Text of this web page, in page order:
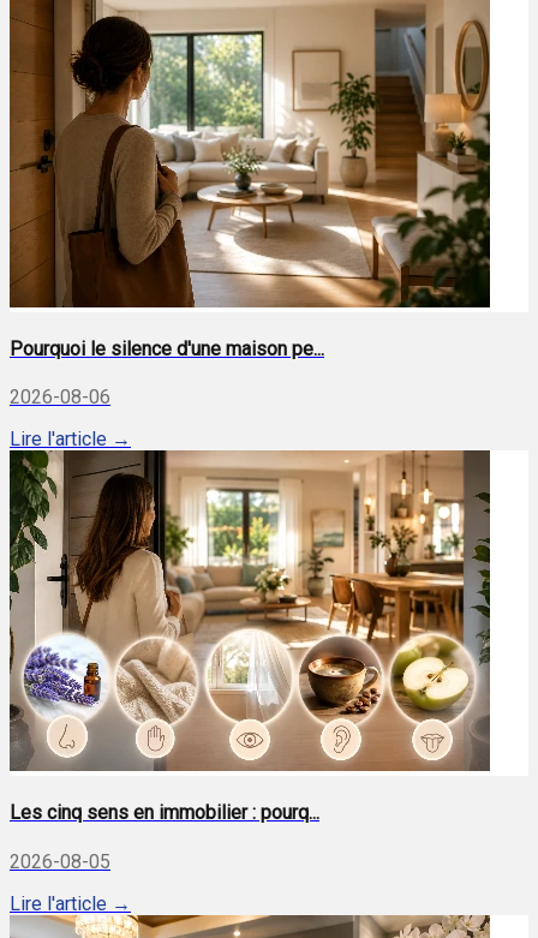
Pourquoi le silence d'une maison pe...
2026-08-06
Lire l'article →
Les cinq sens en immobilier : pourq...
2026-08-05
Lire l'article →